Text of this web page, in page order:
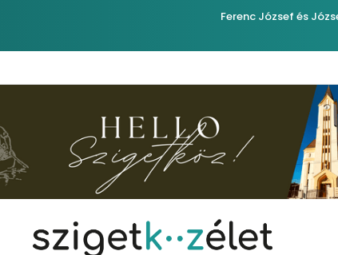
Ferenc József és József nádor ükunokája tért be